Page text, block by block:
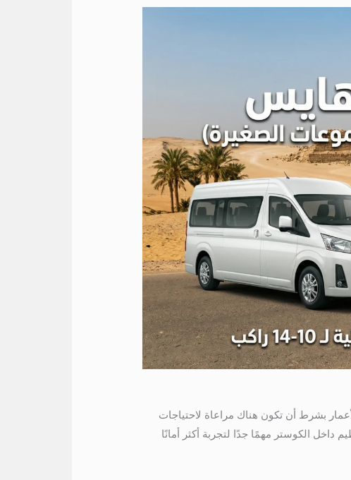
21 كرسي يوفر بيئة مناسبة لمعظم الأعمار بشرط أن تكون هناك مراعاة لاحتياجات
داخل الكوستر مهمًا جدًا لتجربة أكثر أمانًا